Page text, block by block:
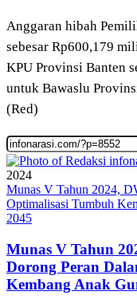
Anggaran hibah
sebesar Rp600,179
KPU Provinsi Banten
untuk Bawaslu
(Red)
2024
Munas V Tahun 2024,
Optimalisasi Tumbuh
2045
Munas V Tahun
Dorong Peran
Kembang Anak